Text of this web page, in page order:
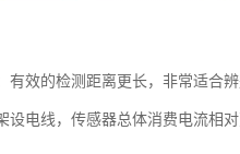
有效的检测距离更长，非常适合
设电线，传感器总体消费电流相对